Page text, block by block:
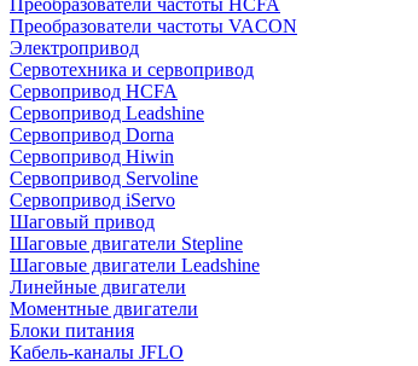
Преобразователи частоты HCFA
Преобразователи частоты VACON
Электропривод
Сервотехника и сервопривод
Сервопривод HCFA
Сервопривод Leadshine
Сервопривод Dorna
Сервопривод Hiwin
Сервопривод Servoline
Сервопривод iServo
Шаговый привод
Шаговые двигатели Stepline
Шаговые двигатели Leadshine
Линейные двигатели
Моментные двигатели
Блоки питания
Кабель-каналы JFLO